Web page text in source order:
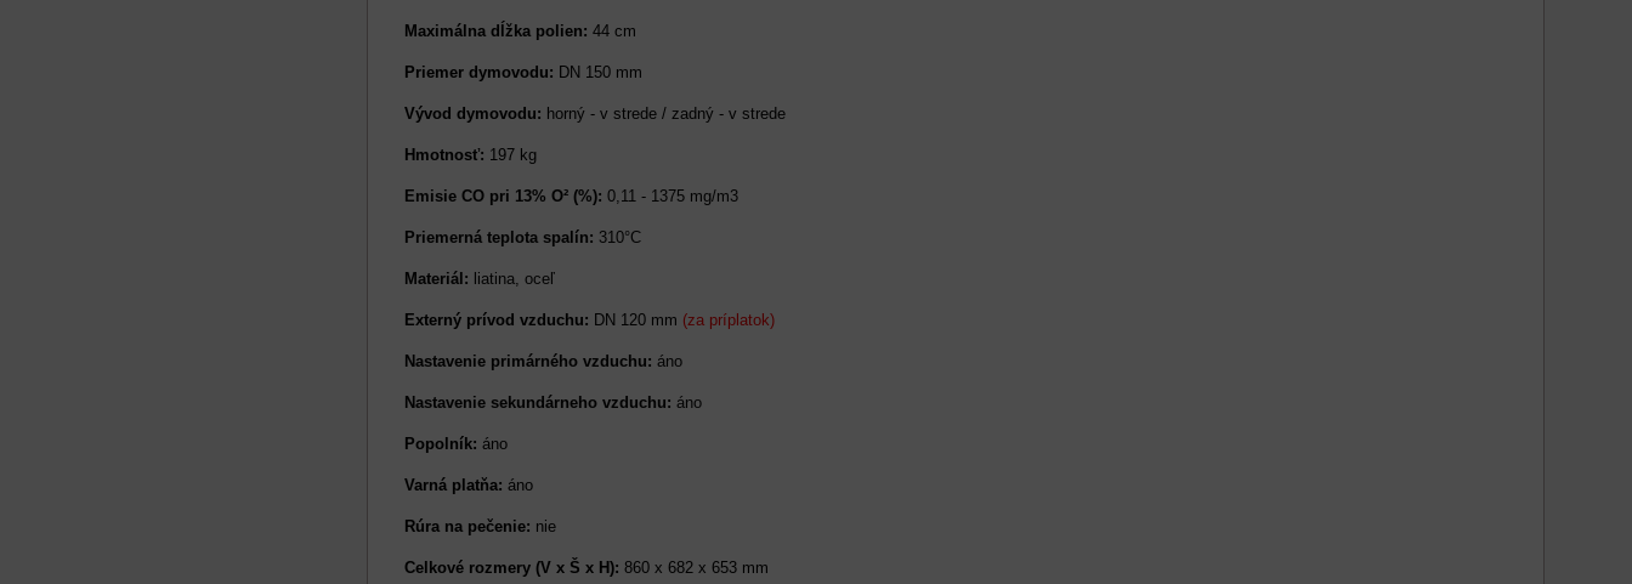
Maximálna dĺžka polien: 44 cm
Priemer dymovodu: DN 150 mm
Vývod dymovodu: horný - v strede / zadný - v strede
Hmotnosť: 197 kg
Emisie CO pri 13% O² (%): 0,11 - 1375 mg/m3
Priemerná teplota spalín: 310°C
Materiál: liatina, oceľ
Externý prívod vzduchu: DN 120 mm (za príplatok)
Nastavenie primárného vzduchu: áno
Nastavenie sekundárneho vzduchu: áno
Popolník: áno
Varná platňa: áno
Rúra na pečenie: nie
Celkové rozmery (V x Š x H): 860 x 682 x 653 mm